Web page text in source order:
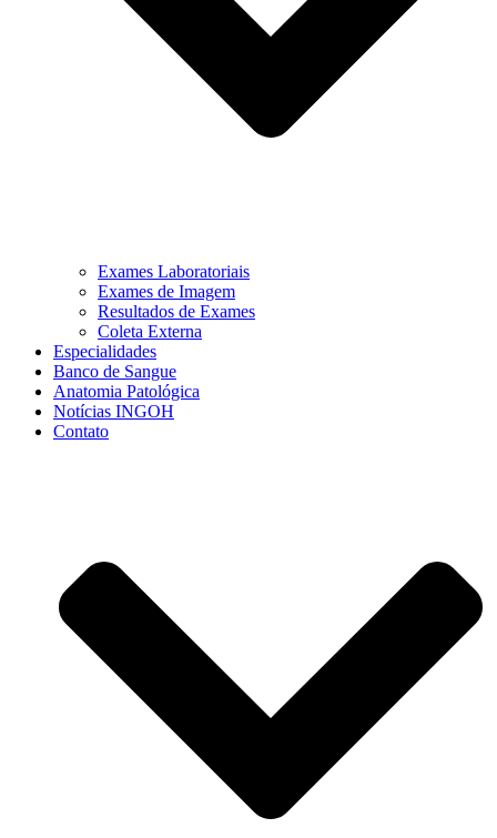
Exames Laboratoriais
Exames de Imagem
Resultados de Exames
Coleta Externa
Especialidades
Banco de Sangue
Anatomia Patológica
Notícias INGOH
Contato